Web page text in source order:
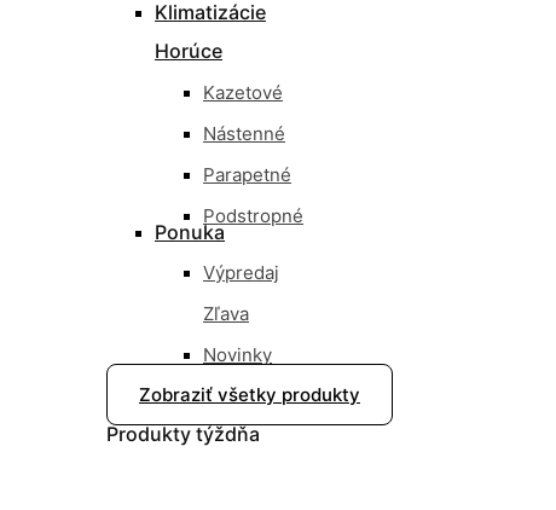
Klimatizácie
Horúce
Kazetové
Nástenné
Parapetné
Podstropné
Ponuka
Výpredaj
Zľava
Novinky
Nové
Zobraziť všetky produkty
Produkty týždňa